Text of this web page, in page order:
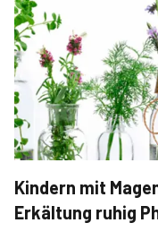
Kindern mit
Erkältung ruhig